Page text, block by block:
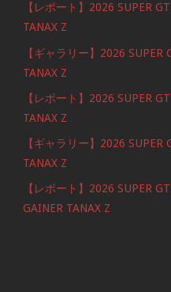
【レポート】2026 SUPER
TANAX Z
【ギャラリー】2026 SUPER
TANAX Z
【レポート】2026 SUPER
TANAX Z
【ギャラリー】2026 SUPER
TANAX Z
【レポート】2026 SUPER
GAINER TANAX Z